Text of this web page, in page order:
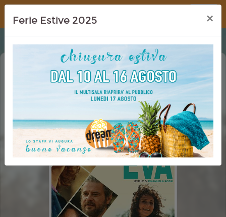
Dream Cinema
CINEMA REV.
Ferie Estive 2025 ×